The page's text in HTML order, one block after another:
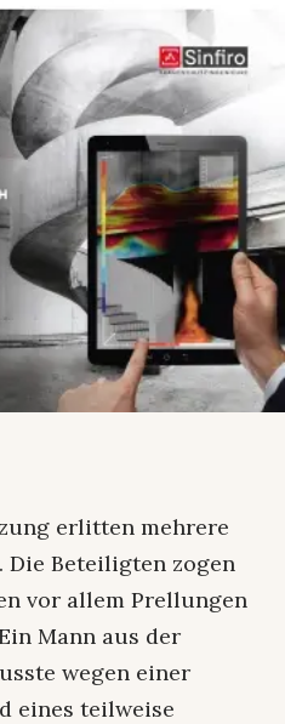
erlitten mehrere
Die Beteiligten zogen
vor allem Prellungen
Mann aus der
wegen einer
eines teilweise